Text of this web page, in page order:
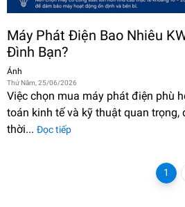
Máy Phát Điện Bao Nhiêu
Đình Bạn?
Ánh
Thứ Năm, 25/06/2026
Việc chọn mua máy phát điện phù
toán kinh tế và kỹ thuật quan trọng,
thời... Đọc tiếp
1